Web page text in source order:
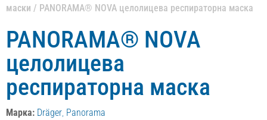
маски / PANORAMA® NOVA целолицева респираторна маска
PANORAMA® NOVA
целолицева
респираторна маска
Марка: Dräger Panorama